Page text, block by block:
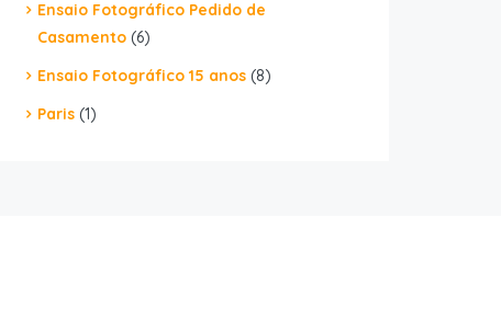
Ensaio Fotográfico Pedido de
Casamento (6)
Ensaio Fotográfico 15 anos (8)
Paris (1)